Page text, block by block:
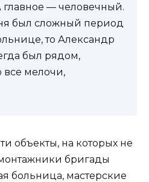
главное — человечный.
был сложный период
то Александр
был рядом,
все мелочи,
объекты, на которых не
бригады
больница, мастерские